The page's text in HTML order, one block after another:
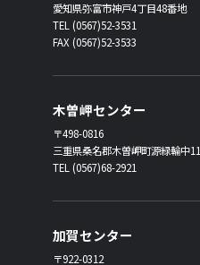
愛知県弥富市神戸4丁目48番地
TEL (0567)52-3531
FAX (0567)52-3533
木曽岬センター
〒498-0816
三重県桑名郡木曽岬町源緑輪中
TEL (0567)68-2921
加賀センター
〒922-0312